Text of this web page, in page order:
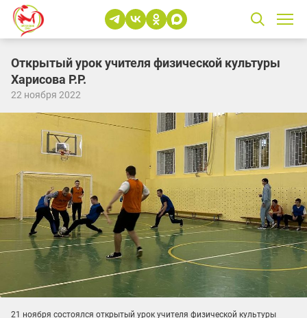
Открытый урок учителя физической культуры
Харисова Р.Р.
22 ноября 2022
21 ноября состоялся открытый урок учителя физической культуры